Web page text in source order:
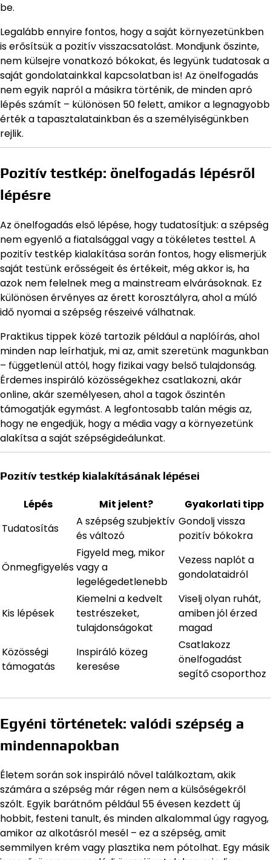
be.
Legalább ennyire fontos, hogy a saját környezetünkben
is erősítsük a pozitív visszacsatolást. Mondjunk őszinte,
nem külsejre vonatkozó bókokat, és legyünk tudatosak a
saját gondolatainkkal kapcsolatban is! Az önelfogadás
nem egyik napról a másikra történik, de minden apró
lépés számít – különösen 50 felett, amikor a legnagyobb
érték a tapasztalatainkban és a személyiségünkben
rejlik.
Pozitív testkép: önelfogadás lépésről
lépésre
Az önelfogadás első lépése, hogy tudatosítjuk: a szépség
nem egyenlő a fiatalsággal vagy a tökéletes testtel. A
pozitív testkép kialakítása során fontos, hogy elismerjük
saját testünk erősségeit és értékeit, még akkor is, ha
azok nem felelnek meg a mainstream elvárásoknak. Ez
különösen érvényes az érett korosztályra, ahol a múló
idő nyomai a szépség részeivé válhatnak.
Praktikus tippek közé tartozik például a naplóírás, ahol
minden nap leírhatjuk, mi az, amit szeretünk magunkban
– függetlenül attól, hogy fizikai vagy belső tulajdonság.
Érdemes inspiráló közösségekhez csatlakozni, akár
online, akár személyesen, ahol a tagok őszintén
támogatják egymást. A legfontosabb talán mégis az,
hogy ne engedjük, hogy a média vagy a környezetünk
alakítsa a saját szépségideálunkat.
Pozitív testkép kialakításának lépései
Lépés Mit jelent?
Gyakorlati tipp
Tudatosítás
A szépség szubjektív
és változó
Gondolj vissza
pozitív bókokra
Önmegfigyelés
Figyeld meg, mikor
vagy a
legelégedetlenebb
Vezess naplót a
gondolataidról
Kis lépések
Kiemelni a kedvelt
testrészeket,
tulajdonságokat
Viselj olyan ruhát,
amiben jól érzed
magad
Közösségi
támogatás
Inspiráló közeg
keresése
Csatlakozz
önelfogadást
segítő csoporthoz
Egyéni történetek: valódi szépség a
mindennapokban
Életem során sok inspiráló nővel találkoztam, akik
számára a szépség már régen nem a külsőségekről
szólt. Egyik barátnőm például 55 évesen kezdett új
hobbit, festeni tanult, és minden alkalommal úgy ragyog,
amikor az alkotásról mesél – ez a szépség, amit
semmilyen krém vagy plasztika nem pótolhat. Egy másik